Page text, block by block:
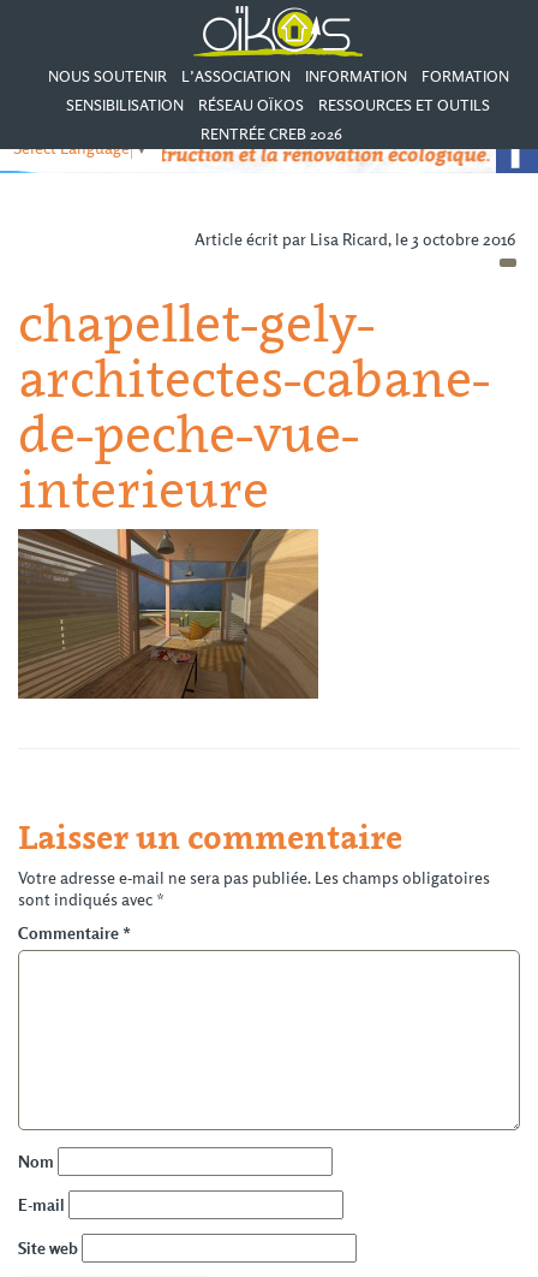
NOUS SOUTENIR L’ASSOCIATION INFORMATION
FORMATION
SENSIBILISATION
RÉSEAU OÏKOS
RESSOURCES ET OUTILS
RENTRÉE CREB 2026
Select Language▼
Article écrit par Lisa Ricard, le 3 octobre 2016
chapellet-gely-
architectes-cabane-
de-peche-vue-
interieure
Laisser un commentaire
Votre adresse e-mail ne sera pas publiée. Les champs obligatoires
sont indiqués avec *
Commentaire *
Nom
E-mail
Site web